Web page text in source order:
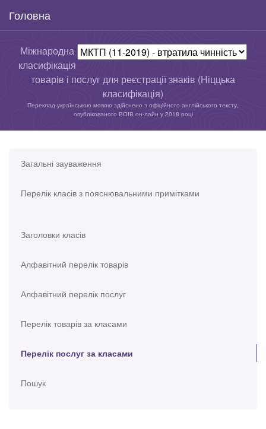
Головна
Міжнародна
класифікація
товарів і послуг для реєстрації знаків (Ніццька
класифікація)
Переклад українською мовою здійснено з офіційного англійського тексту,
опублікованого ВОІВ он-лайн у 2018 році
Загальні зауваження
Перелік класів з пояснювальними примітками
Заголовки класів
Алфавітний перелік товарів
Алфавітний перелік послуг
Перелік товарів за класами
Перелік послуг за класами
Пошук